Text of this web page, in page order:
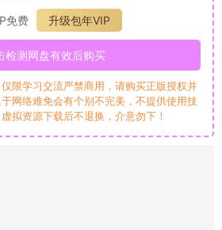
免费
升级包年VIP
检测网盘有效后购买
限学习交流严禁商用，请购买正版授权并
网络难免会有个别不完美，不提供使用技
拟资源下载后不退换，介意勿下！